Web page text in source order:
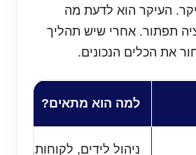
העיקר הוא לדעת מה
תפתור. אחרי שיש תהליך
את הכלים הנכונים.
למה הוא מתאים?
ניהול לידים, לקוחות,